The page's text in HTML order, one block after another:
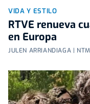
VIDA Y ESTILO
RTVE renueva
en Europa
JULEN ARRIANDIAGA | NTM